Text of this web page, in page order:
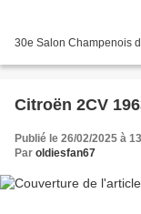
30e Salon Champenois
Citroën 2CV
Publié le 26/02/2025 à
Par oldiesfan67